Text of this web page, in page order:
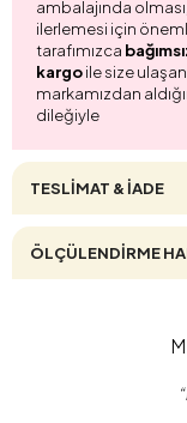
ambalajında
ilerlemesi için
tarafımızca
kargoile size
markamızdan
dileğiyle
TESLİMAT & İADE
ÖLÇÜLENDİRME